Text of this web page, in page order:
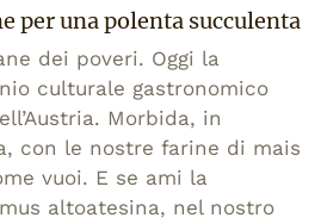
per una polenta succulenta
dei poveri. Oggi la
culturale gastronomico
Morbida, in
con le nostre farine di mais
vuoi. E se ami la
altoatesina, nel nostro